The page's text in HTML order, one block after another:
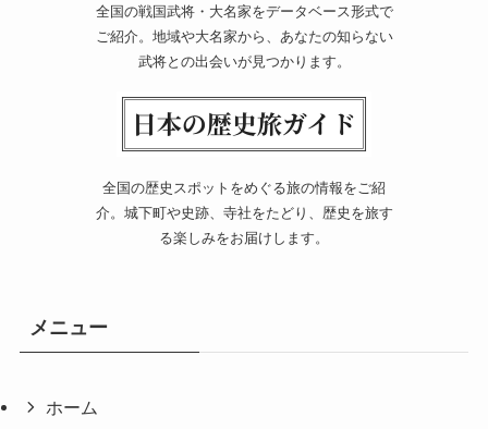
全国の戦国武将・大名家をデータベース形式で
ご紹介。地域や大名家から、あなたの知らない
武将との出会いが見つかります。
全国の歴史スポットをめぐる旅の情報をご紹
介。城下町や史跡、寺社をたどり、歴史を旅す
る楽しみをお届けします。
メニュー
ホーム